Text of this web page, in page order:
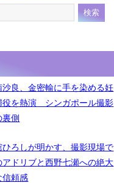
沙良、金密輸に手を染める妊
役を熱演 シンガポール撮影
裏側
ひろしが明かす、撮影現場で
アドリブと西野七瀬への絶大
信頼感